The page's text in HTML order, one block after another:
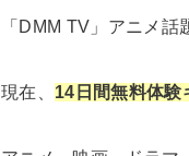
「DMM TV」アニメ
現在、 14日間無料体験